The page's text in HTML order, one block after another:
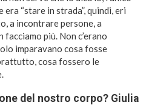
“stare in strada”, quindi, eri
a incontrare persone, a
più. Non c’erano
imparavano cosa fosse
cosa fossero le
del nostro corpo? Giulia